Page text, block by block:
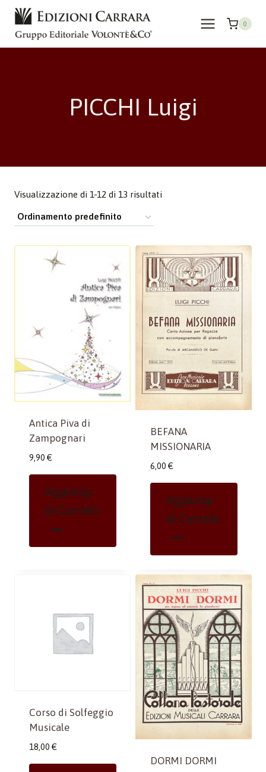
Salta
contenuto
0
PICCHI Luigi
Visualizzazione di 1-12 di 13 risultati
Antica Piva di
Zampognari
9,90 €
Aggiungi
Al Carrello
BEFANA
MISSIONARIA
6,00 €
Aggiungi
Al Carrello
Corso di Solfeggio
Musicale
18,00 €
DORMI DORMI